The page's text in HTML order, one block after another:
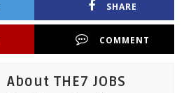
SHARE
COMMENT
About THE7 JOBS